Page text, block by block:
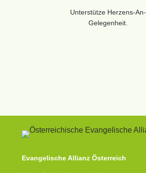
Unterstütze Herzens-An-
Gelegenheit.
Evangelische Allianz Österreich